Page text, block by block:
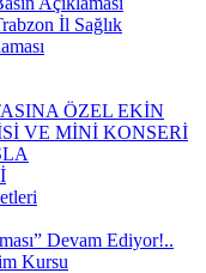
İl Sağlık
ÖZEL EKİN
VE MİNİ KONSERİ
Devam Ediyor!..
Kursu